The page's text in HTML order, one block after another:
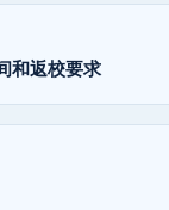
和返校要求